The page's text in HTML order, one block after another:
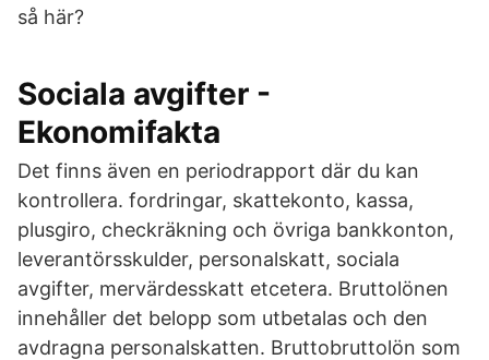
så här?
Sociala avgifter -
Ekonomifakta
Det finns även en periodrapport där du kan
kontrollera. fordringar, skattekonto, kassa,
plusgiro, checkräkning och övriga bankkonton,
leverantörsskulder, personalskatt, sociala
avgifter, mervärdesskatt etcetera. Bruttolönen
innehåller det belopp som utbetalas och den
avdragna personalskatten. Bruttobruttolön som